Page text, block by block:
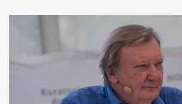
un ruolo cruciale nella gestione dell'energia
contribuendo significativamente a migliorare
complessive dell'impianto. In questo articolo,
dettaglio l'importanza del toroide negli
accumulo di energia, come funziona, e perché
ottimizzare il rendimento energetico.